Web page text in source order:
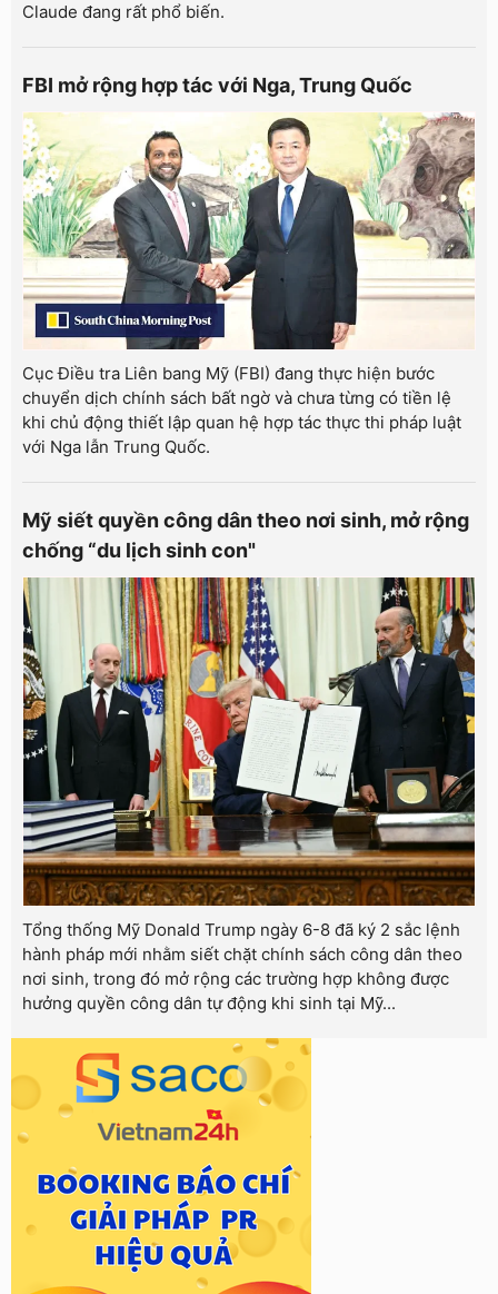
Claude đang rất phổ biến.
FBI mở rộng hợp tác với Nga, Trung Quốc
Cục Điều tra Liên bang Mỹ (FBI) đang thực hiện bước
chuyển dịch chính sách bất ngờ và chưa từng có tiền lệ
khi chủ động thiết lập quan hệ hợp tác thực thi pháp luật
với Nga lẫn Trung Quốc.
Mỹ siết quyền công dân theo nơi sinh, mở rộng
chống “du lịch sinh con"
Tổng thống Mỹ Donald Trump ngày 6-8 đã ký 2 sắc lệnh
hành pháp mới nhằm siết chặt chính sách công dân theo
nơi sinh, trong đó mở rộng các trường hợp không được
hưởng quyền công dân tự động khi sinh tại Mỹ...